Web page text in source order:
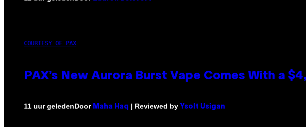
COURTESY OF PAX
PAX’s New Aurora Burst Vape Comes With a
11 uur geledenDoor Maha Haq | Reviewed by Ysolt Usigan